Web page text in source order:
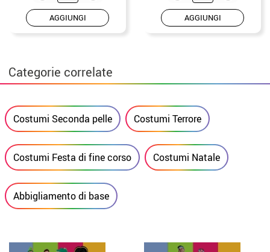
AGGIUNGI AGGIUNGI
Categorie correlate
Costumi Seconda pelle Costumi Terrore
Costumi Festa di fine corso Costumi Natale
Abbigliamento di base